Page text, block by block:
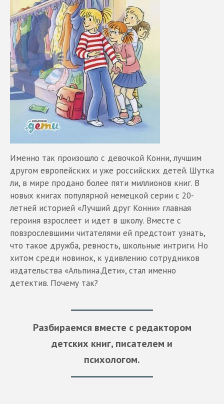
Именно так произошло с девочкой Конни, лучшим
другом европейских и уже российских детей. Шутка
ли, в мире продано более пяти миллионов книг. В
новых книгах популярной немецкой серии с 20-
летней историей «Лучший друг Конни» главная
героиня взрослеет и идет в школу. Вместе с
повзрослевшими читателями ей предстоит узнать,
что такое дружба, ревность, школьные интриги. Но
хитом среди новинок, к удивлению сотрудников
издательства «Альпина.Дети», стал именно
детектив. Почему так?
Разбираемся вместе с редактором
детских книг, писателем и
психологом.